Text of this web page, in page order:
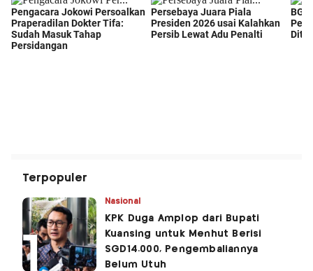
Terpopuler
Nasional
KPK Duga Amplop dari Bupati
Kuansing untuk Menhut Berisi
SGD14.000, Pengembaliannya
Belum Utuh